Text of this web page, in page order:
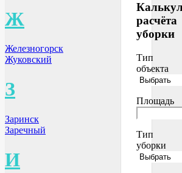
Ж
Железногорск
Жуковский
З
Заринск
Заречный
И
расчёта
уборки
Тип
объекта
Площадь
Тип
уборки